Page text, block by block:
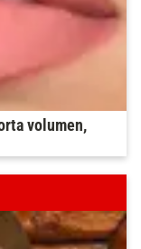
volumen,